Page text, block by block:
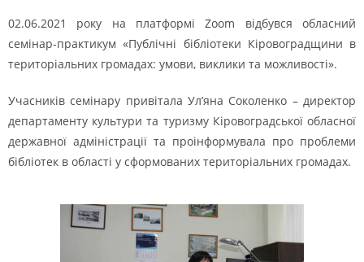
02.06.2021 року на платформі Zoom відбувся обласний
семінар-практикум «Публічні бібліотеки Кіровоградщини в
територіальних громадах: умови, виклики та можливості».
Учасників семінару привітала Ул’яна Соколенко – директор
департаменту культури та туризму Кіровоградської обласної
державної адміністрації та проінформувала про проблеми
бібліотек в області у сформованих територіальних громадах.